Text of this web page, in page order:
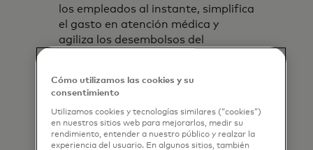
los empleados al instante, simplifica
el gasto en atención médica y
agiliza los desembolsos del
Cómo utilizamos las cookies y su
consentimiento
Utilizamos cookies y tecnologías similares (“cookies”)
en nuestros sitios web para mejorarlos, medir su
rendimiento, entender a nuestro público y realzar la
experiencia del usuario. En algunos sitios, también